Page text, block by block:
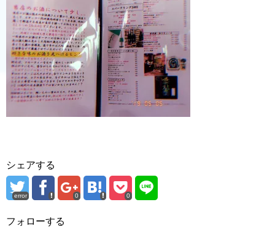
シェアする
error 0 0
フォローする